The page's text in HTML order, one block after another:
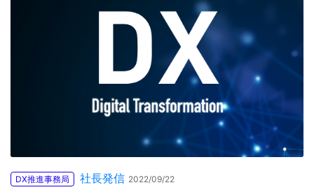
DX推進事務局 社長発信 2022/09/22